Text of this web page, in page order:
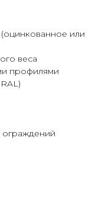
или
веса
профилями
ограждений